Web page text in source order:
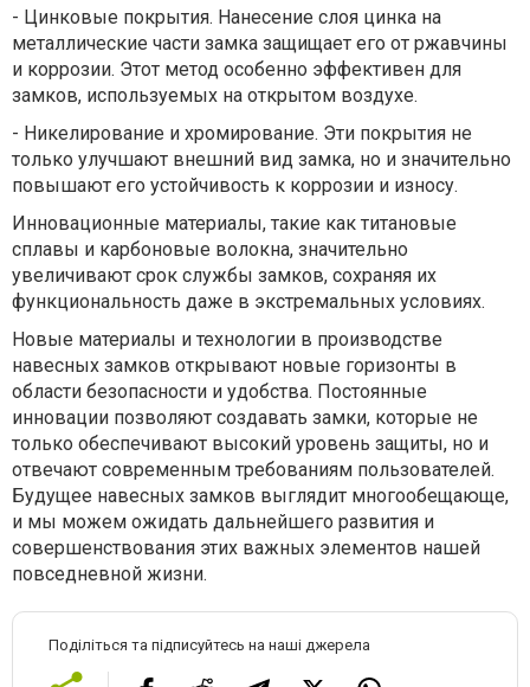
- Цинковые покрытия. Нанесение слоя цинка на
металлические части замка защищает его от ржавчины
и коррозии. Этот метод особенно эффективен для
замков, используемых на открытом воздухе.
- Никелирование и хромирование. Эти покрытия не
только улучшают внешний вид замка, но и значительно
повышают его устойчивость к коррозии и износу.
Инновационные материалы, такие как титановые
сплавы и карбоновые волокна, значительно
увеличивают срок службы замков, сохраняя их
функциональность даже в экстремальных условиях.
Новые материалы и технологии в производстве
навесных замков открывают новые горизонты в
области безопасности и удобства. Постоянные
инновации позволяют создавать замки, которые не
только обеспечивают высокий уровень защиты, но и
отвечают современным требованиям пользователей.
Будущее навесных замков выглядит многообещающе,
и мы можем ожидать дальнейшего развития и
совершенствования этих важных элементов нашей
повседневной жизни.
Поділіться та підписуйтесь на наші джерела